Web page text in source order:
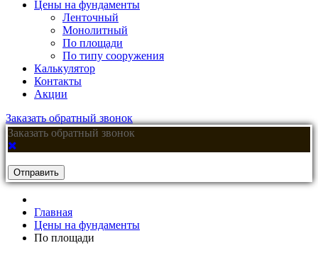
Цены на фундаменты
Ленточный
Монолитный
По площади
По типу сооружения
Калькулятор
Контакты
Акции
Заказать обратный звонок
Заказать обратный звонок
Отправить
Главная
Цены на фундаменты
По площади